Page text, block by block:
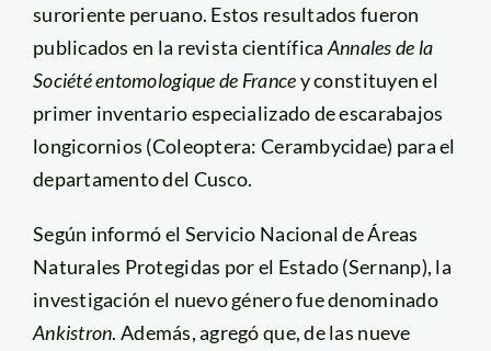
suroriente peruano. Estos resultados fueron
publicados en la revista científica Annales de la
Société entomologique de Francey constituyen el
primer inventario especializado de escarabajos
longicornios (Coleoptera: Cerambycidae) para el
departamento del Cusco.
Según informó el Servicio Nacional de Áreas
Naturales Protegidas por el Estado (Sernanp), la
investigación el nuevo género fue denominado
Ankistron. Además, agregó que, de las nueve